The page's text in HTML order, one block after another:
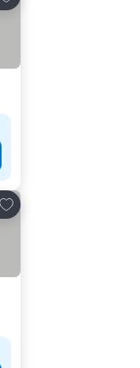
Adicionar aos favoritos